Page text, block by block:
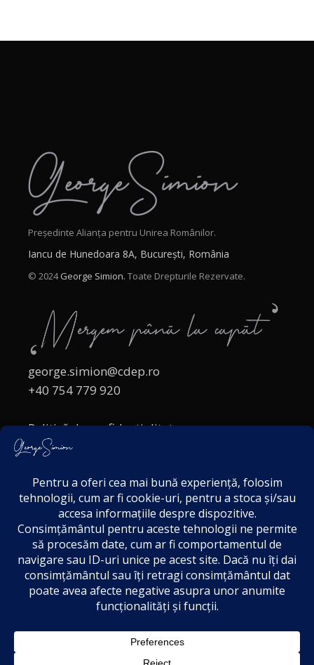
Președinte Alianța pentru Unirea Românilor.
Iancu de Hunedoara 8A, București, România
© 2024George Simion. Toate Drepturile Rezervate.
george.simion@cdep.ro
+40 754 779 920
Politică de confidențialitate
Politica cookies
Acordul de markting
Disclaimer